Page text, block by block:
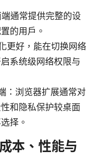
通常提供完整的设
的用户。
更好，能在切换网络
系统级网络权限与
：浏览器扩展通常对
和隐私保护较桌面
择。
本、性能与